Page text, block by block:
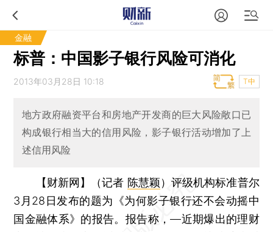
金融
标普：中国影子银行风险可消化
2013年03月28日 10:18 T中
地方政府融资平台和房地产开发商的巨大风险敞口已
构成银行相当大的信用风险，影子银行活动增加了上
述信用风险
【财新网】（记者 陈慧颖） 评级机构标准普尔
3月28日发布的题为《为何影子银行还不会动摇中
国金融体系》的报告。报告称，—近期爆出的理财